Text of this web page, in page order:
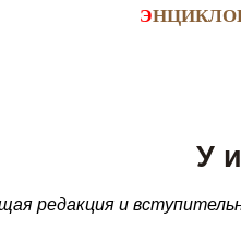
Э
У
редакция и